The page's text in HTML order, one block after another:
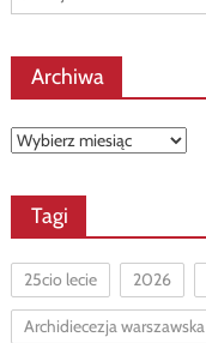
Archiwa
Archiwa
Tagi
25cio lecie 2026
Archidiecezja warszawska